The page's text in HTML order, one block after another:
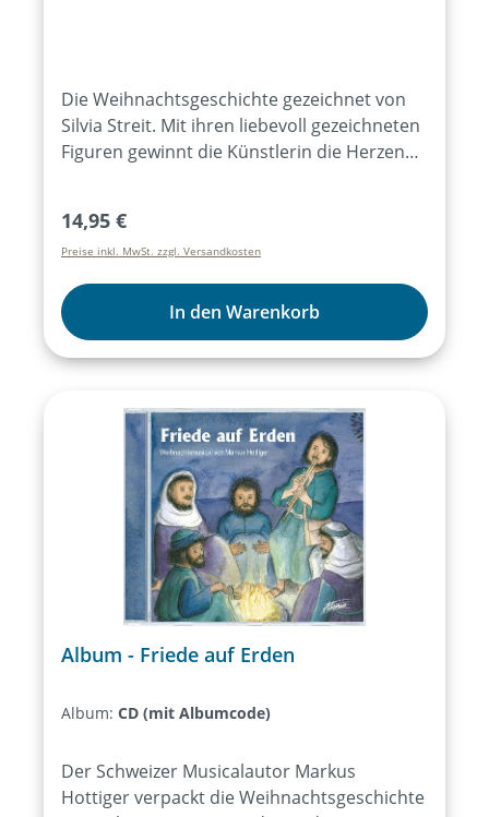
Die Weihnachtsgeschichte gezeichnet von
Silvia Streit. Mit ihren liebevoll gezeichneten
Figuren gewinnt die Künstlerin die Herzen
Regulärer Preis:
14,95 €
Preise inkl. MwSt. zzgl. Versandkosten
In den Warenkorb
Album - Friede auf Erden
Album: CD (mit Albumcode)
Der Schweizer Musicalautor Markus
Hottiger verpackt die Weihnachtsgeschichte